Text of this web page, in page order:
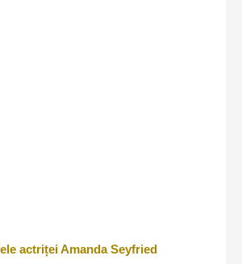
actriței Amanda Seyfried